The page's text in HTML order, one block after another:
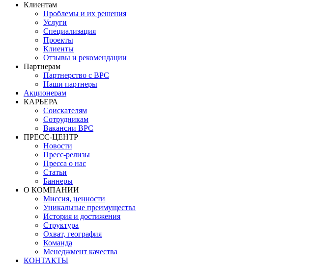
Клиентам
Проблемы и их решения
Услуги
Специализация
Проекты
Клиенты
Отзывы и рекомендации
Партнерам
Партнерство с BPC
Наши партнеры
Акционерам
КАРЬЕРА
Соискателям
Сотрудникам
Вакансии BPC
ПРЕСС-ЦЕНТР
Новости
Пресс-релизы
Пресса о нас
Статьи
Баннеры
О КОМПАНИИ
Миссия, ценности
Уникальные преимущества
История и достижения
Структура
Охват, география
Команда
Менеджмент качества
КОНТАКТЫ